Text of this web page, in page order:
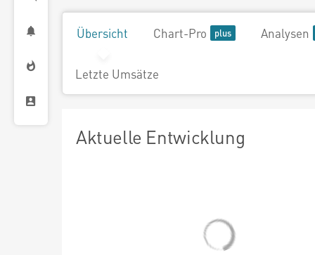
Übersicht Chart-Pro Analysen
Letzte Umsätze
Aktuelle Entwicklung